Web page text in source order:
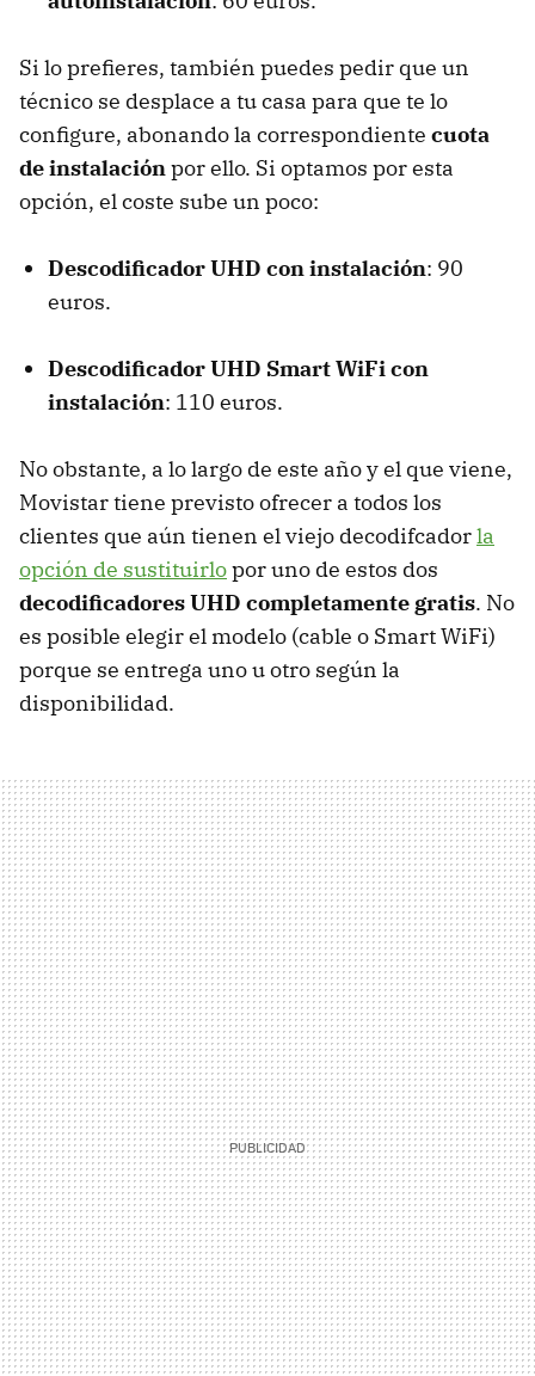
Si lo prefieres, también puedes pedir que un
técnico se desplace a tu casa para que te lo
configure, abonando la correspondiente cuota
de instalaciónpor ello. Si optamos por esta
opción, el coste sube un poco:
Descodificador UHD con instalación: 90
euros.
Descodificador UHD Smart WiFi con
instalación: 110 euros.
No obstante, a lo largo de este año y el que viene,
Movistar tiene previsto ofrecer a todos los
clientes que aún tienen el viejo decodifcadorla
opción de sustituirlopor uno de estos dos
decodificadores UHD completamente gratis. No
es posible elegir el modelo (cable o Smart WiFi)
porque se entrega uno u otro según la
disponibilidad.